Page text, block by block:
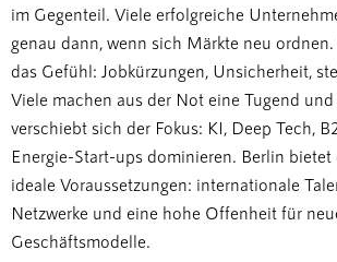
Wir verwenden Cookies, um Inhalte und
personalisieren, Funktionen für soziale
zu können und die Zugriffe auf unsere
analysieren. Außerdem geben wir
Verwendung unserer Website an unsere
soziale Medien, Werbung und Analysen
Partner führen diese Informationen
weiteren Daten zusammen, die Sie ihnen
haben oder die sie im Rahmen Ihrer
im Gegenteil. Viele erfolgreiche
genau dann, wenn sich Märkte neu
das Gefühl: Jobkürzungen, Unsicherheit,
Viele machen aus der Not eine Tugend
verschiebt sich der Fokus: KI, Deep Tech,
Energie-Start-ups dominieren. Berlin
ideale Voraussetzungen: internationale
Netzwerke und eine hohe Offenheit für
Geschäftsmodelle.